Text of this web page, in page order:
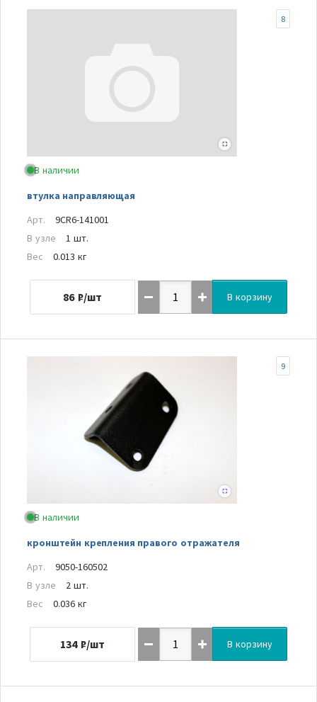
В наличии
втулка направляющая
8
Арт.
9CR6-141001
В узле
1 шт.
Вес
0.013 кг
86 ₽/шт В корзину
В наличии
кронштейн крепления правого отражателя
9
Арт.
9050-160502
В узле
2 шт.
Вес
0.036 кг
134 ₽/шт В корзину